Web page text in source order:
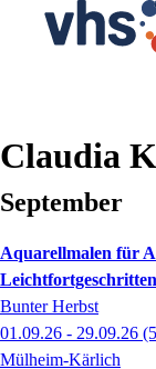
Claudia
September
Aquarellmalen für
Bunter Herbst
01.09.26 - 29.09.26
Mülheim-Kärlich